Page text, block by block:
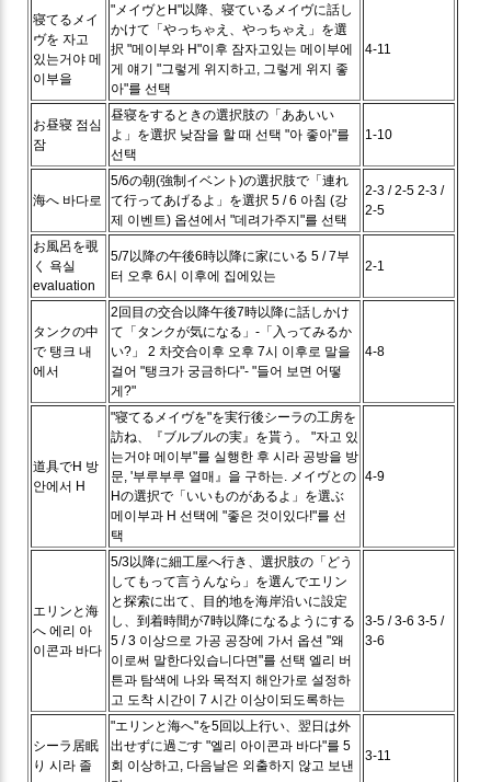
寝てるメイ
ヴを 자고
있는거야 메
이부을
"メイヴとH"以降、寝ているメイヴに話し
かけて「やっちゃえ、やっちゃえ」を選
択 "메이부와 H"이후 잠자고있는 메이부에
게 얘기 "그렇게 위지하고, 그렇게 위지 좋
아"를 선택
4-11
お昼寝 점심
잠
昼寝をするときの選択肢の「ああいい
よ」を選択 낮잠을 할 때 선택 "아 좋아"를
선택
1-10
海へ 바다로
5/6の朝(強制イベント)の選択肢で「連れ
て行ってあげるよ」を選択 5 / 6 아침 (강
제 이벤트) 옵션에서 "데려가주지"를 선택
2-3 / 2-5 2-3 /
2-5
お風呂を覗
く 욕실
evaluation
5/7以降の午後6時以降に家にいる 5 / 7부
터 오후 6시 이후에 집에있는
2-1
タンクの中
で 탱크 내
에서
2回目の交合以降午後7時以降に話しかけ
て「タンクが気になる」-「入ってみるか
い?」
2 차交合이후 오후 7시 이후로 말을
걸어 "탱크가 궁금하다"- "들어 보면 어떻
게?"
4-8
道具でH 방
안에서 H
"寝てるメイヴを"を実行後シーラの工房を
訪ね、『ブルブルの実』を貰う。
"자고 있
는거야 메이부"를 실행한 후 시라 공방을 방
문, '부루부루 열매』을 구하는.
メイヴとの
Hの選択で「いいものがあるよ」を選ぶ
메이부과 H 선택에 "좋은 것이있다!"를 선
택
4-9
エリンと海
へ 에리 아
이콘과 바다
5/3以降に細工屋へ行き、選択肢の「どう
してもって言うんなら」を選んでエリン
と探索に出て、目的地を海岸沿いに設定
し、到着時間が7時以降になるようにする
5 / 3 이상으로 가공 공장에 가서 옵션 "왜
이로써 말한다있습니다면"를 선택 엘리 버
튼과 탐색에 나와 목적지 해안가로 설정하
고 도착 시간이 7 시간 이상이되도록하는
3-5 / 3-6 3-5 /
3-6
シーラ居眠
り 시라 졸
"エリンと海へ"を5回以上行い、翌日は外
出せずに過ごす "엘리 아이콘과 바다"를 5
회 이상하고, 다음날은 외출하지 않고 보낸
3-11